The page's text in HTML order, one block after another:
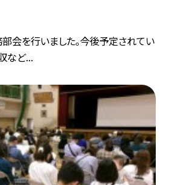
会を行いました。今後予定されてい
など...